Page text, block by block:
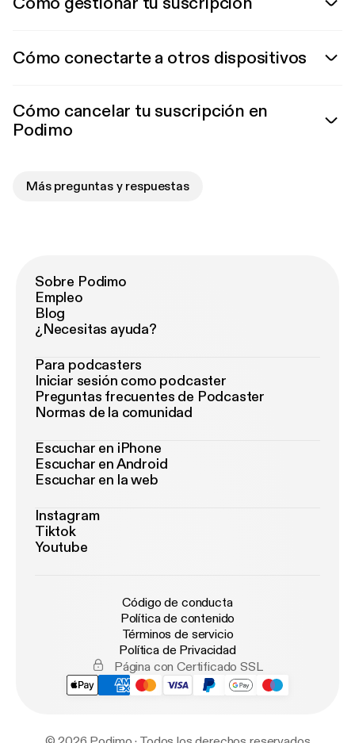
Cómo conectarte a otros dispositivos
Cómo cancelar tu suscripción en
Podimo
Más preguntas y respuestas
Sobre Podimo
Empleo
Blog
¿Necesitas ayuda?
Para podcasters
Iniciar sesión como podcaster
Preguntas frecuentes de Podcaster
Normas de la comunidad
Escuchar en iPhone
Escuchar en Android
Escuchar en la web
Instagram
Tiktok
Youtube
Código de conducta
Política de contenido
Términos de servicio
Política de Privacidad
Página con Certificado SSL